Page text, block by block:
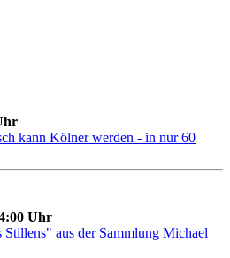
kann Kölner werden - in nur 60
Uhr
aus der Sammlung Michael